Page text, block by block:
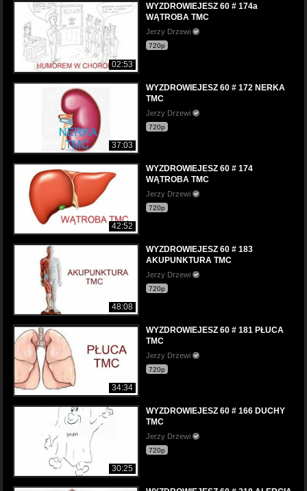
02:53
WYZDROWIEJESZ 60 # 174a
WĄTROBA TMC
Jerzy Drzewi
720p
37:03
WYZDROWIEJESZ 60 # 172 NERKA
TMC
Jerzy Drzewi
720p
42:52
WYZDROWIEJESZ 60 # 174
WĄTROBA TMC
Jerzy Drzewi
720p
48:08
WYZDROWIEJESZ 60 # 183
AKUPUNKTURA TMC
Jerzy Drzewi
720p
34:34
WYZDROWIEJESZ 60 # 181 PŁUCA
TMC
Jerzy Drzewi
720p
30:25
WYZDROWIEJESZ 60 # 166 DUCHY
TMC
Jerzy Drzewi
720p